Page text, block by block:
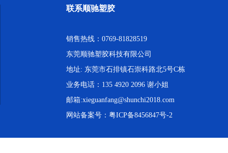
联系顺驰塑胶
销售热线：0769-81828519
东莞顺驰塑胶科技有限公司
地址: 东莞市石排镇石崇科路北5号C栋
业务电话：135 4920 2096 谢小姐
邮箱:xieguanfang@shunchi2018.com
网站备案号： 粤ICP备8456847号-2